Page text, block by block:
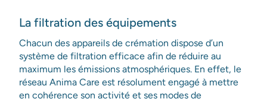
La filtration des équipements
Chacun des appareils de crémation dispose d’un
système de filtration efficace afin de réduire au
maximum les émissions atmosphériques. En effet, le
réseau Anima Care est résolument engagé à mettre
en cohérence son activité et ses modes de